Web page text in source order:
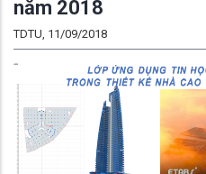
năm 2018
TDTU, 11/09/2018